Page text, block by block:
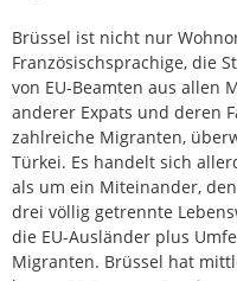
Brüssel ist nicht nur
Französischsprachige, die
von EU-Beamten aus allen
anderer Expats und deren
zahlreiche Migranten,
Türkei. Es handelt sich
als um ein Miteinander,
drei völlig getrennte
die EU-Ausländer plus
Migranten. Brüssel hat